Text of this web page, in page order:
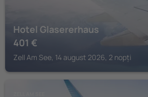
Hotel Glasererhaus
401 €
Zell Am See, 14 august 2026, 2 nopți